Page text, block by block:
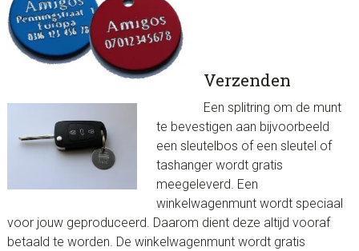
Verzenden
Een splitring om de munt
te bevestigen aan bijvoorbeeld
een sleutelbos of een sleutel of
tashanger wordt gratis
meegeleverd. Een
winkelwagenmunt wordt speciaal
voor jouw geproduceerd. Daarom dient deze altijd vooraf
betaald te worden. De winkelwagenmunt wordt gratis